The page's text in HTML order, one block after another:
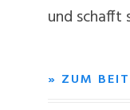
und schafft
» ZUM